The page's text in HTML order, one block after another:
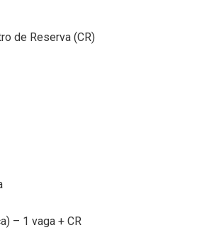
de Reserva (CR)
– 1 vaga + CR